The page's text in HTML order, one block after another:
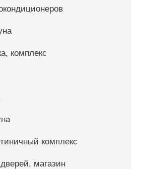
комплекс
комплекс
магазин